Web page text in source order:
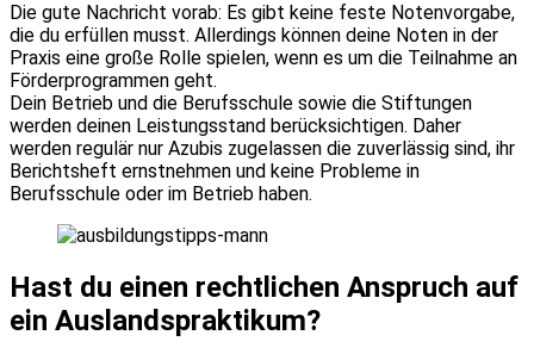
Die gute Nachricht vorab: Es gibt keine feste Notenvorgabe,
die du erfüllen musst. Allerdings können deine Noten in der
Praxis eine große Rolle spielen, wenn es um die Teilnahme an
Förderprogrammen geht.
Dein Betrieb und die Berufsschule sowie die Stiftungen
werden deinen Leistungsstand berücksichtigen. Daher
werden regulär nur Azubis zugelassen die zuverlässig sind, ihr
Berichtsheft ernstnehmen und keine Probleme in
Berufsschule oder im Betrieb haben.
Hast du einen rechtlichen Anspruch auf
ein Auslandspraktikum?